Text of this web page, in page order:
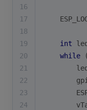
16
17
18
19
int
20
while (
21
22
23
24